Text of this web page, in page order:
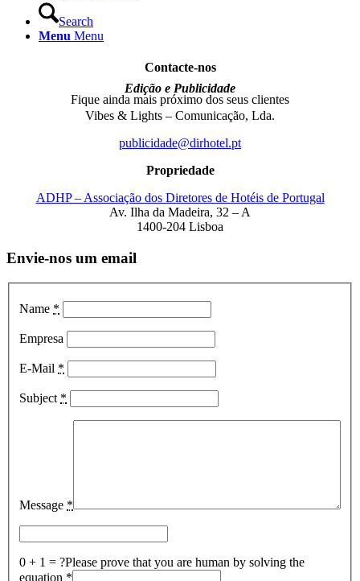
Search
Menu Menu
Contacte-nos
Fique ainda mais próximo dos seus clientes
Edição e Publicidade
Vibes & Lights – Comunicação, Lda.
publicidade@dirhotel.pt
Propriedade
ADHP – Associação dos Diretores de Hotéis de Portugal
Av. Ilha da Madeira, 32 – A
1400-204 Lisboa
Envie-nos um email
Name *
Empresa
E-Mail *
Subject *
Message *
0 + 1 = ?Please prove that you are human by solving the
equation *